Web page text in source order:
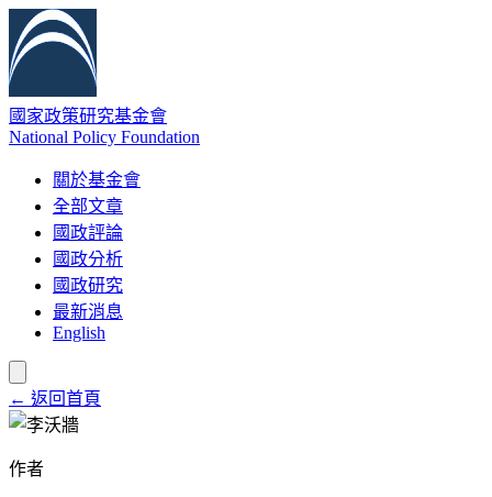
國家政策研究基金會
National Policy Foundation
關於基金會
全部文章
國政評論
國政分析
國政研究
最新消息
English
← 返回首頁
作者